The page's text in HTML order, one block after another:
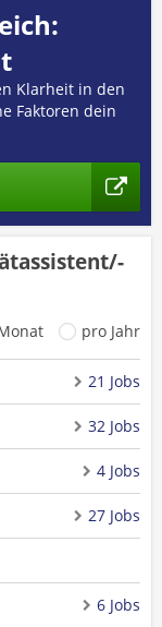
Klarheit in den
Faktoren dein
pro Jahr
21 Jobs
32 Jobs
4 Jobs
27 Jobs
6 Jobs